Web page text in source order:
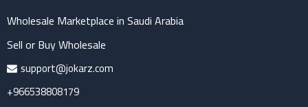
Wholesale Marketplace in Saudi Arabia
Sell or Buy Wholesale
support@jokarz.com
+966538808179